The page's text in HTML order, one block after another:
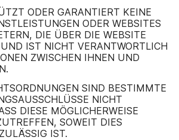
ODER GARANTIERT KEINE
ODER WEBSITES
DIE ÜBER DIE WEBSITE
IST NICHT VERANTWORTLICH
ZWISCHEN IHNEN UND
SIND BESTIMMTE
NICHT
DIESE MÖGLICHERWEISE
SOWEIT DIES
IST.